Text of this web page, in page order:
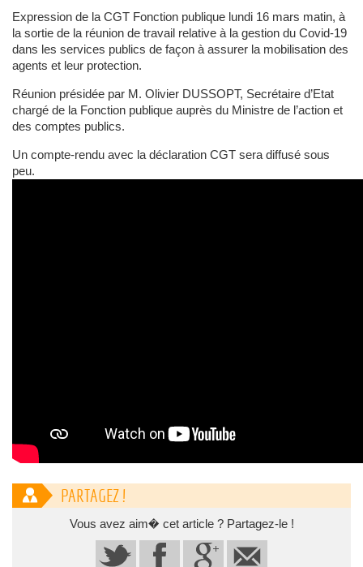
Expression de la CGT Fonction publique lundi 16 mars matin, à
la sortie de la réunion de travail relative à la gestion du Covid-19
dans les services publics de façon à assurer la mobilisation des
agents et leur protection.
Réunion présidée par M. Olivier DUSSOPT, Secrétaire d’Etat
chargé de la Fonction publique auprès du Ministre de l’action et
des comptes publics.
Un compte-rendu avec la déclaration CGT sera diffusé sous
peu.
PARTAGEZ !
Vous avez aim� cet article ? Partagez-le !